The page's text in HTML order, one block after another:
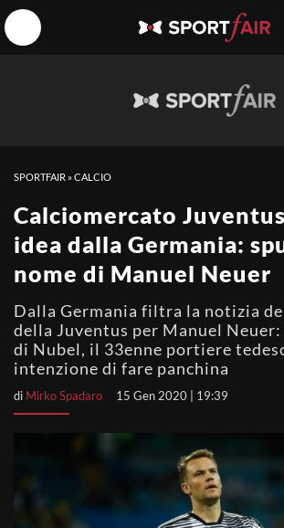
SPORTFAIR »CALCIO
Calciomercato
idea dalla Germania:
nome di Manuel Neuer
Dalla Germania filtra la notizia
della Juventus per Manuel
di Nubel, il 33enne portiere
intenzione di fare panchina
di Mirko Spadaro 15 Gen 2020 | 19:39